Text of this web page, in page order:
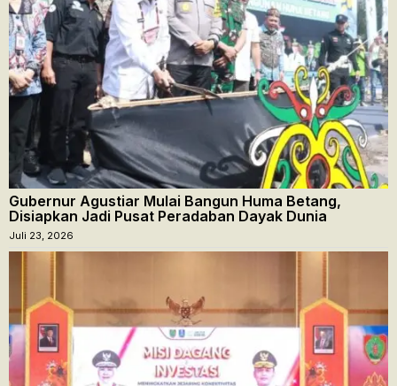
Gubernur Agustiar Mulai Bangun Huma Betang,
Disiapkan Jadi Pusat Peradaban Dayak Dunia
Juli 23, 2026